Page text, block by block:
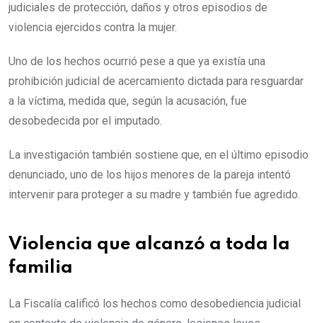
judiciales de protección, daños y otros episodios de
violencia ejercidos contra la mujer.
Uno de los hechos ocurrió pese a que ya existía una
prohibición judicial de acercamiento dictada para resguardar
a la víctima, medida que, según la acusación, fue
desobedecida por el imputado.
La investigación también sostiene que, en el último episodio
denunciado, uno de los hijos menores de la pareja intentó
intervenir para proteger a su madre y también fue agredido.
Violencia que alcanzó a toda la
familia
La Fiscalía calificó los hechos como desobediencia judicial